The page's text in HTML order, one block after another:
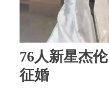
76人新星杰
征婚